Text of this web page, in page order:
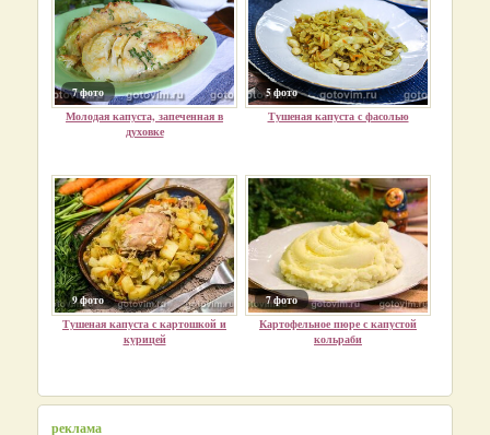
7 фото
Молодая капуста, запеченная в
духовке
5 фото
Тушеная капуста с фасолью
9 фото
Тушеная капуста с картошкой и
курицей
7 фото
Картофельное пюре с капустой
кольраби
реклама